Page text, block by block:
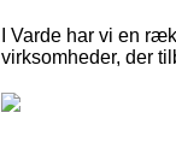
I Varde har vi en
virksomheder, der